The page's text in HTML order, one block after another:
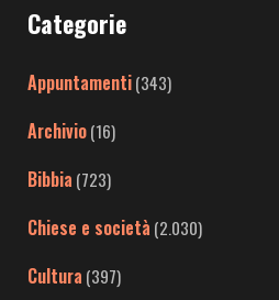
Categorie
Appuntamenti(343)
Archivio(16)
Bibbia (723)
Chiese e società (2.030)
Cultura (397)